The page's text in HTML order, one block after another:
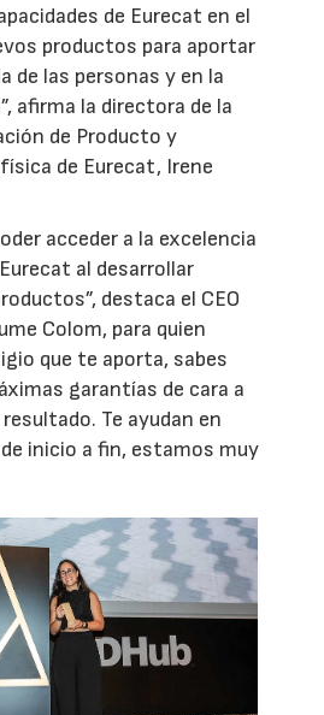
de Eurecat en el
productos para aportar
de las personas y en la
afirma la directora de la
de Producto y
de Eurecat, Irene
acceder a la excelencia
al desarrollar
destaca el CEO
Colom, para quien
que te aporta, sabes
garantías de cara a
Te ayudan en
inicio a fin, estamos muy